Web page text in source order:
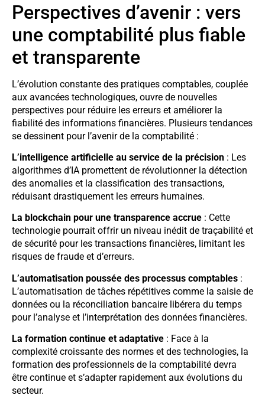
Perspectives d’avenir : vers
une comptabilité plus fiable
et transparente
L’évolution constante des pratiques comptables, couplée
aux avancées technologiques, ouvre de nouvelles
perspectives pour réduire les erreurs et améliorer la
fiabilité des informations financières. Plusieurs tendances
se dessinent pour l’avenir de la comptabilité :
L’intelligence artificielle au service de la précision : Les
algorithmes d’IA promettent de révolutionner la détection
des anomalies et la classification des transactions,
réduisant drastiquement les erreurs humaines.
La blockchain pour une transparence accrue : Cette
technologie pourrait offrir un niveau inédit de traçabilité et
de sécurité pour les transactions financières, limitant les
risques de fraude et d’erreurs.
L’automatisation poussée des processus comptables :
L’automatisation de tâches répétitives comme la saisie de
données ou la réconciliation bancaire libérera du temps
pour l’analyse et l’interprétation des données financières.
La formation continue et adaptative : Face à la
complexité croissante des normes et des technologies, la
formation des professionnels de la comptabilité devra
être continue et s’adapter rapidement aux évolutions du
secteur.